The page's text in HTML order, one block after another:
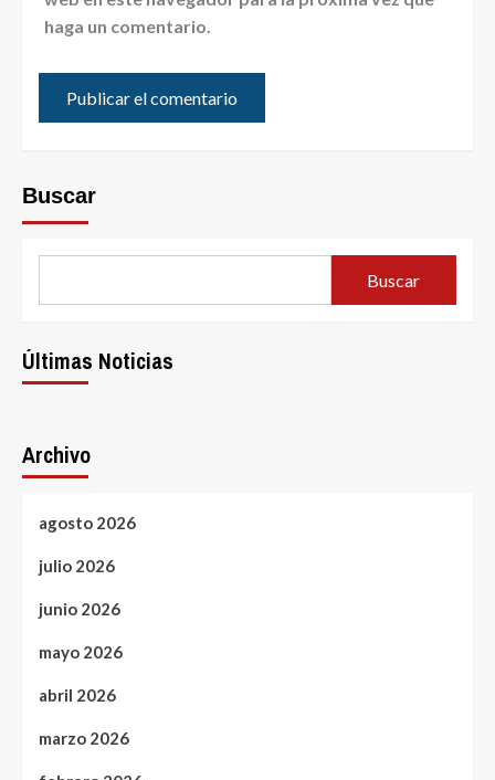
haga un comentario.
Buscar
Buscar
Últimas Noticias
Archivo
agosto 2026
julio 2026
junio 2026
mayo 2026
abril 2026
marzo 2026